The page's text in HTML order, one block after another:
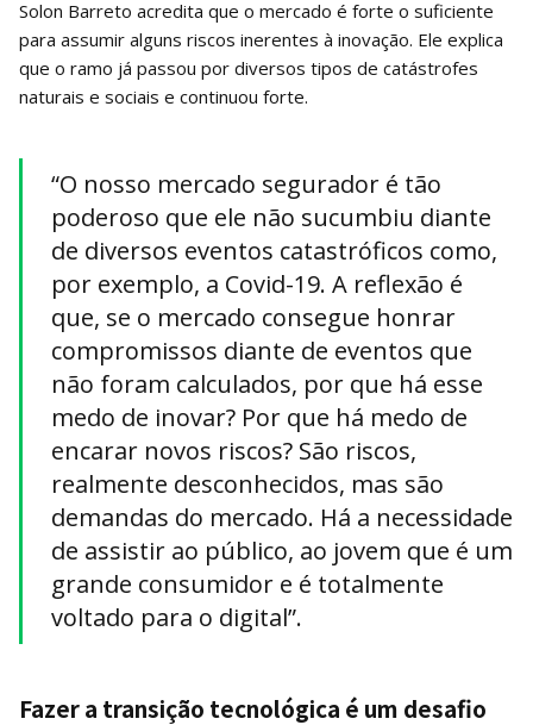
Solon Barreto acredita que o mercado é forte o suficiente
para assumir alguns riscos inerentes à inovação. Ele explica
que o ramo já passou por diversos tipos de catástrofes
naturais e sociais e continuou forte.
“O nosso mercado segurador é tão
poderoso que ele não sucumbiu diante
de diversos eventos catastróficos como,
por exemplo, a Covid-19. A reflexão é
que, se o mercado consegue honrar
compromissos diante de eventos que
não foram calculados, por que há esse
medo de inovar? Por que há medo de
encarar novos riscos? São riscos,
realmente desconhecidos, mas são
demandas do mercado. Há a necessidade
de assistir ao público, ao jovem que é um
grande consumidor e é totalmente
voltado para o digital”.
Fazer a transição tecnológica é um desafio